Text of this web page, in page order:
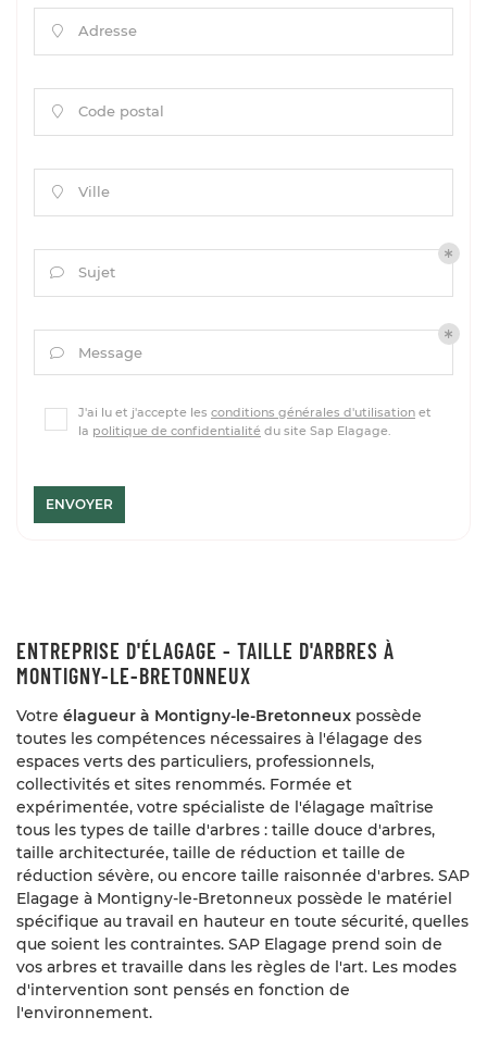
Accueil
nous ?
UNE
 Adresse
 Code postal
 Ville
 Sujet
 Message
J'ai lu et j'accepte les conditions générales d'utilisation et
la politique de confidentialité du site Sap Elagage.
ENVOYER
ENTREPRISE D'ÉLAGAGE - TAILLE D'ARBRES À
MONTIGNY-LE-BRETONNEUX
Votre élagueur à Montigny-le-Bretonneux possède
toutes les compétences nécessaires à l'élagage des
espaces verts des particuliers, professionnels,
collectivités et sites renommés. Formée et
expérimentée, votre spécialiste de l'élagage maîtrise
tous les types de taille d'arbres : taille douce d'arbres,
taille architecturée, taille de réduction et taille de
réduction sévère, ou encore taille raisonnée d'arbres. SAP
Elagage à Montigny-le-Bretonneux possède le matériel
spécifique au travail en hauteur en toute sécurité, quelles
que soient les contraintes. SAP Elagage prend soin de
vos arbres et travaille dans les règles de l'art. Les modes
d'intervention sont pensés en fonction de
l'environnement.